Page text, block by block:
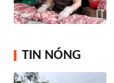
TIN NÓNG